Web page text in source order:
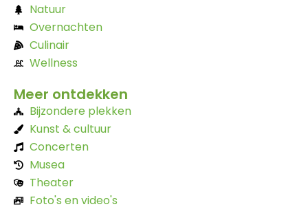
Natuur
Overnachten
Culinair
Wellness
Meer ontdekken
Bijzondere plekken
Kunst & cultuur
Concerten
Musea
Theater
Foto's en video's